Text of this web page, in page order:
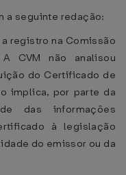
a seguinte redação:
registro na Comissão
CVM não analisou
do Certificado de
implica, por parte da
das informações
à legislação
do emissor ou da